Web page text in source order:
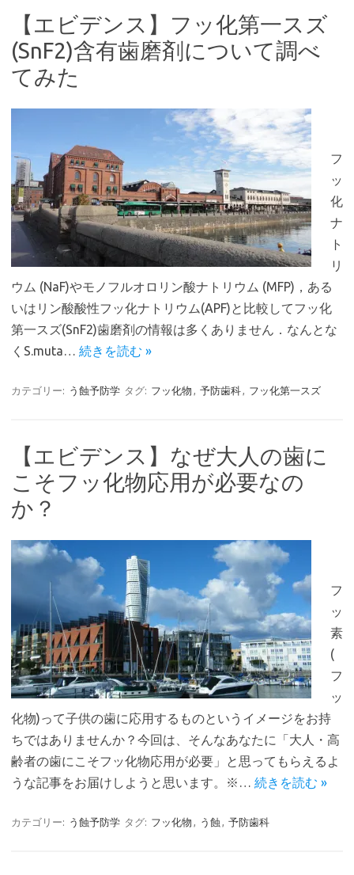
【エビデンス】フッ化第一スズ
(SnF2)含有歯磨剤について調べ
てみた
フ
ッ
化
ナ
ト
リ
ウム (NaF)やモノフルオロリン酸ナトリウム (MFP)，ある
いはリン酸酸性フッ化ナトリウム(APF)と比較してフッ化
第一スズ(SnF2)歯磨剤の情報は多くありません．なんとな
くS.muta… 続きを読む »
カテゴリー: う蝕予防学 タグ: フッ化物 , 予防歯科, フッ化第一スズ
【エビデンス】なぜ大人の歯に
こそフッ化物応用が必要なの
か？
フ
ッ
素
(
フ
ッ
化物)って子供の歯に応用するものというイメージをお持
ちではありませんか？今回は、そんなあなたに「大人・高
齢者の歯にこそフッ化物応用が必要」と思ってもらえるよ
うな記事をお届けしようと思います。※… 続きを読む »
カテゴリー: う蝕予防学 タグ: フッ化物 , う蝕 , 予防歯科